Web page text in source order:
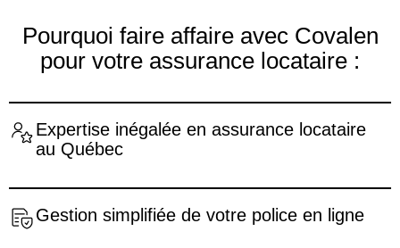
Pourquoi faire affaire avec Covalen
pour votre assurance locataire :
Expertise inégalée en assurance locataire
au Québec
Gestion simplifiée de votre police en ligne